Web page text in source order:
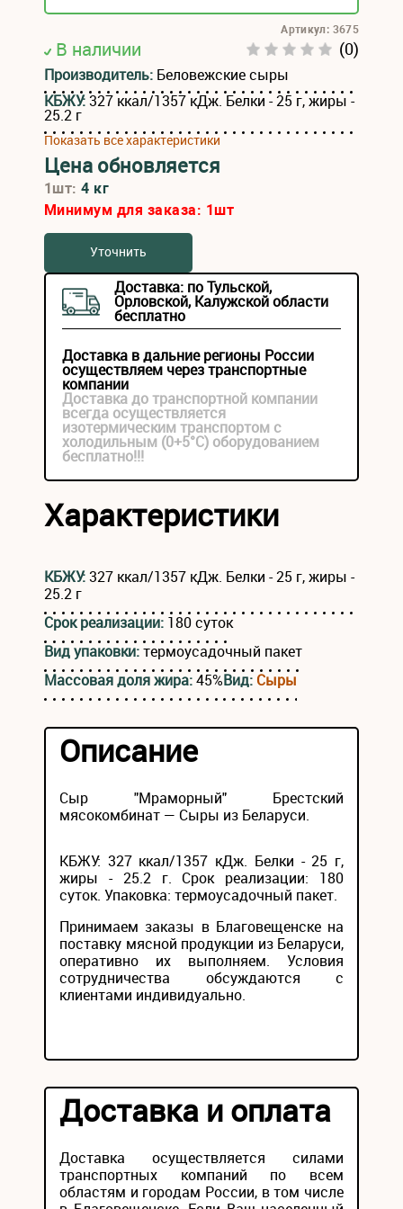
В наличии (0)
Артикул: 3675
Производитель: Беловежские сыры
КБЖУ:327 ккал/1357 кДж. Белки - 25 г, жиры -
25.2 г
Показать все характеристики
Цена обновляется
1шт:4 кг
Минимум для заказа: 1шт
Уточнить
Доставка: по Тульской,
Орловской, Калужской области
бесплатно
Доставка в дальние регионы России
осуществляем через транспортные
компании
Доставка до транспортной компании
всегда осуществляется
изотермическим транспортом с
холодильным (0+5°С) оборудованием
бесплатно!!!
Характеристики
КБЖУ:327 ккал/1357 кДж. Белки - 25 г, жиры -
25.2 г
Срок реализации: 180 суток
Вид упаковки:термоусадочный пакет
Массовая доля жира:45%Вид: Сыры
Описание
Сыр "Мраморный" Брестский
мясокомбинат — Сыры из Беларуси.
КБЖУ: 327 ккал/1357 кДж. Белки - 25 г,
жиры - 25.2 г. Срок реализации: 180
суток. Упаковка: термоусадочный пакет.
Принимаем заказы в Благовещенске на
поставку мясной продукции из Беларуси,
оперативно их выполняем. Условия
сотрудничества обсуждаются с
клиентами индивидуально.
Доставка и оплата
Доставка осуществляется силами
транспортных компаний по всем
областям и городам России, в том числе